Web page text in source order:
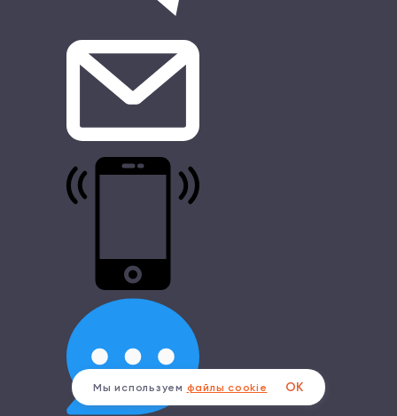
Мы используем файлы cookie ОК